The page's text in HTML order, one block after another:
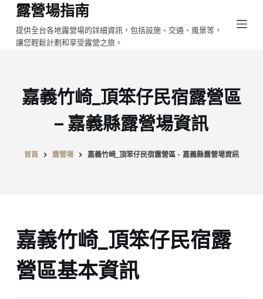
跳
至
主
露營場指南
提供全台各地露營場的詳細資訊，包括設施、交通、風景等，
讓您輕鬆計劃和享受露營之旅。
嘉義竹崎_頂笨仔民宿露營區
– 嘉義縣露營場資訊
首頁 露營場 嘉義竹崎_頂笨仔民宿露營區 - 嘉義縣露營場資訊
嘉義竹崎_頂笨仔民宿露
營區基本資訊